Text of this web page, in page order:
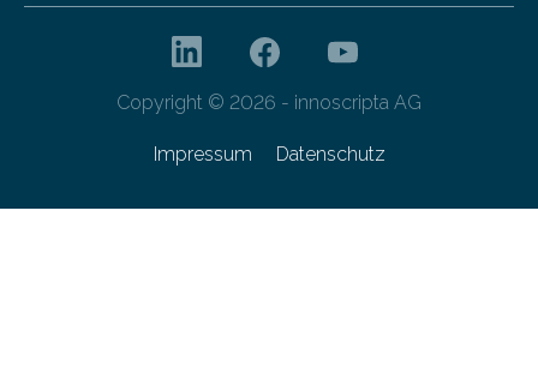
Copyright © 2026 - innoscripta AG
Impressum Datenschutz